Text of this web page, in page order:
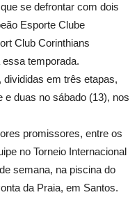
se defrontar com dois
Esporte Clube
Club Corinthians
temporada.
em três etapas,
e duas no sábado (13), nos
promissores, entre os
no Torneio Internacional
semana, na piscina do
da Praia, em Santos.